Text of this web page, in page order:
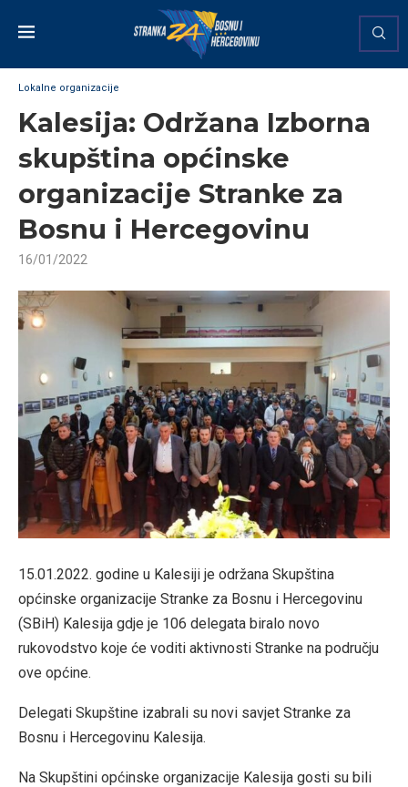
Lokalne organizacije
Kalesija: Održana Izborna
skupština općinske
organizacije Stranke za
Bosnu i Hercegovinu
16/01/2022
15.01.2022. godine u Kalesiji je održana Skupština
općinske organizacije Stranke za Bosnu i Hercegovinu
(SBiH) Kalesija gdje je 106 delegata biralo novo
rukovodstvo koje će voditi aktivnosti Stranke na području
ove općine.
Delegati Skupštine izabrali su novi savjet Stranke za
Bosnu i Hercegovinu Kalesija.
Na Skupštini općinske organizacije Kalesija gosti su bili